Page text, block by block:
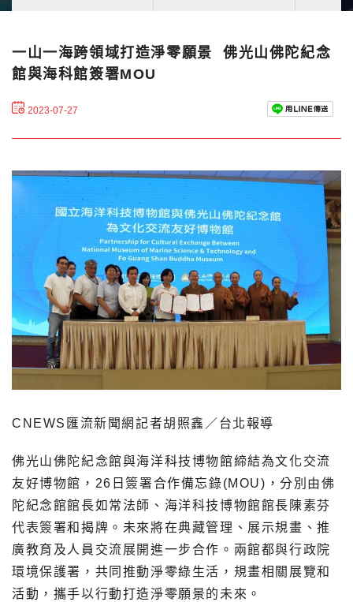
一山一海跨領域打造淨零願景 佛光山佛陀紀念
館與海科館簽署MOU
2023-07-27
CNEWS匯流新聞網記者胡照鑫／台北報導
佛光山佛陀紀念館與海洋科技博物館締結為文化交流
友好博物館，26日簽署合作備忘錄(MOU)，分別由佛
陀紀念館館長如常法師、海洋科技博物館館長陳素芬
代表簽署和揭牌。未來將在典藏管理、展示規畫、推
廣教育及人員交流展開進一步合作。兩館都與行政院
環境保護署，共同推動淨零綠生活，規畫相關展覽和
活動，攜手以行動打造淨零願景的未來。